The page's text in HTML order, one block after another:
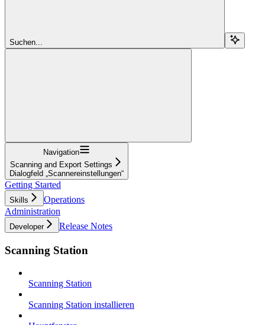
Suchen...
Navigation
Scanning and Export Settings
Dialogfeld „Scannereinstellungen“
Getting Started
Skills
Operations
Administration
Developer Release Notes
Scanning Station
Scanning Station
Scanning Station installieren